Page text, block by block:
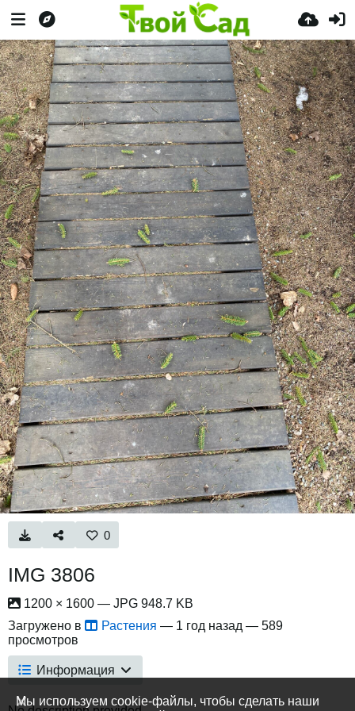
0
IMG 3806
1200 × 1600 — JPG 948.7 KB
Загружено в
Растения — 1 год назад — 589
просмотров
Информация
Мы используем cookie-файлы, чтобы сделать наши